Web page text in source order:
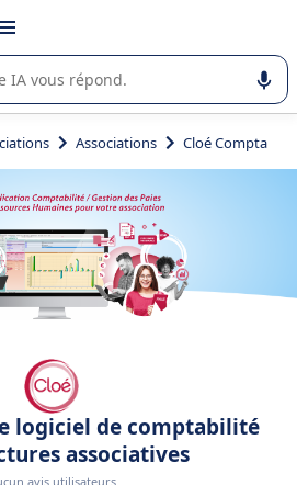
dans l'utilisation ou la sélection de
Associations Cloé Compta
logiciel de comptabilité
associatives
avis utilisateurs